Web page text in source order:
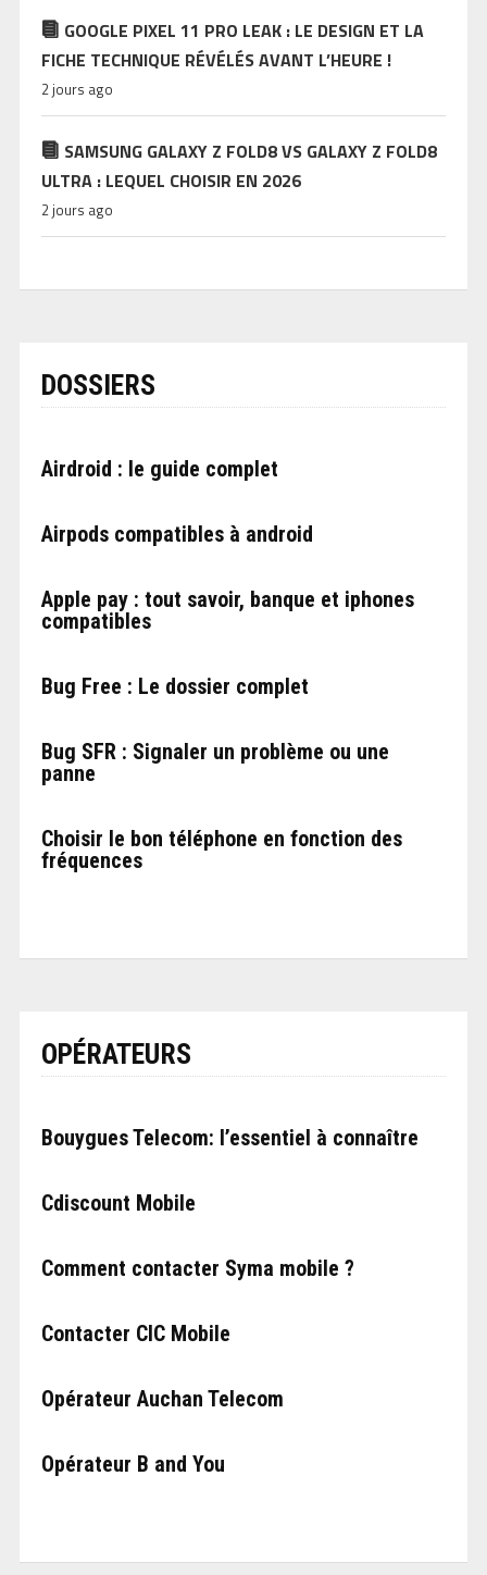
GOOGLE PIXEL 11 PRO LEAK : LE DESIGN ET LA
FICHE TECHNIQUE RÉVÉLÉS AVANT L’HEURE !
2 jours ago
SAMSUNG GALAXY Z FOLD8 VS GALAXY Z FOLD8
ULTRA : LEQUEL CHOISIR EN 2026
2 jours ago
DOSSIERS
Airdroid : le guide complet
Airpods compatibles à android
Apple pay : tout savoir, banque et iphones
compatibles
Bug Free : Le dossier complet
Bug SFR : Signaler un problème ou une
panne
Choisir le bon téléphone en fonction des
fréquences
OPÉRATEURS
Bouygues Telecom: l’essentiel à connaître
Cdiscount Mobile
Comment contacter Syma mobile ?
Contacter CIC Mobile
Opérateur Auchan Telecom
Opérateur B and You